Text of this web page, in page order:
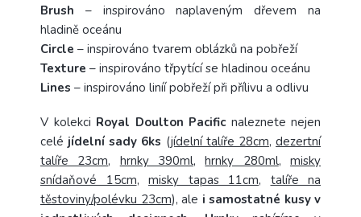
Brush – inspirováno naplaveným dřevem na
hladině oceánu
Circle – inspirováno tvarem oblázků na pobřeží
Texture – inspirováno třpytící se hladinou oceánu
Lines – inspirováno liníí pobřeží při přílivu a odlivu
V kolekci Royal Doulton Pacificnaleznete nejen
celé jídelní sady 6ks (jídelní talíře 28cm,dezertní
talíře 23cm, hrnky 390ml,hrnky 280ml,misky
snídaňové 15cm, misky tapas 11cm, talíře na
těstoviny/polévku 23cm), ale i samostatné kusy v